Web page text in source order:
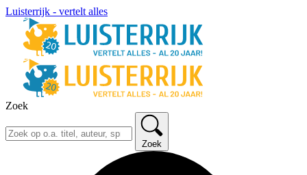
Luisterrijk - vertelt alles
Zoek
Zoek